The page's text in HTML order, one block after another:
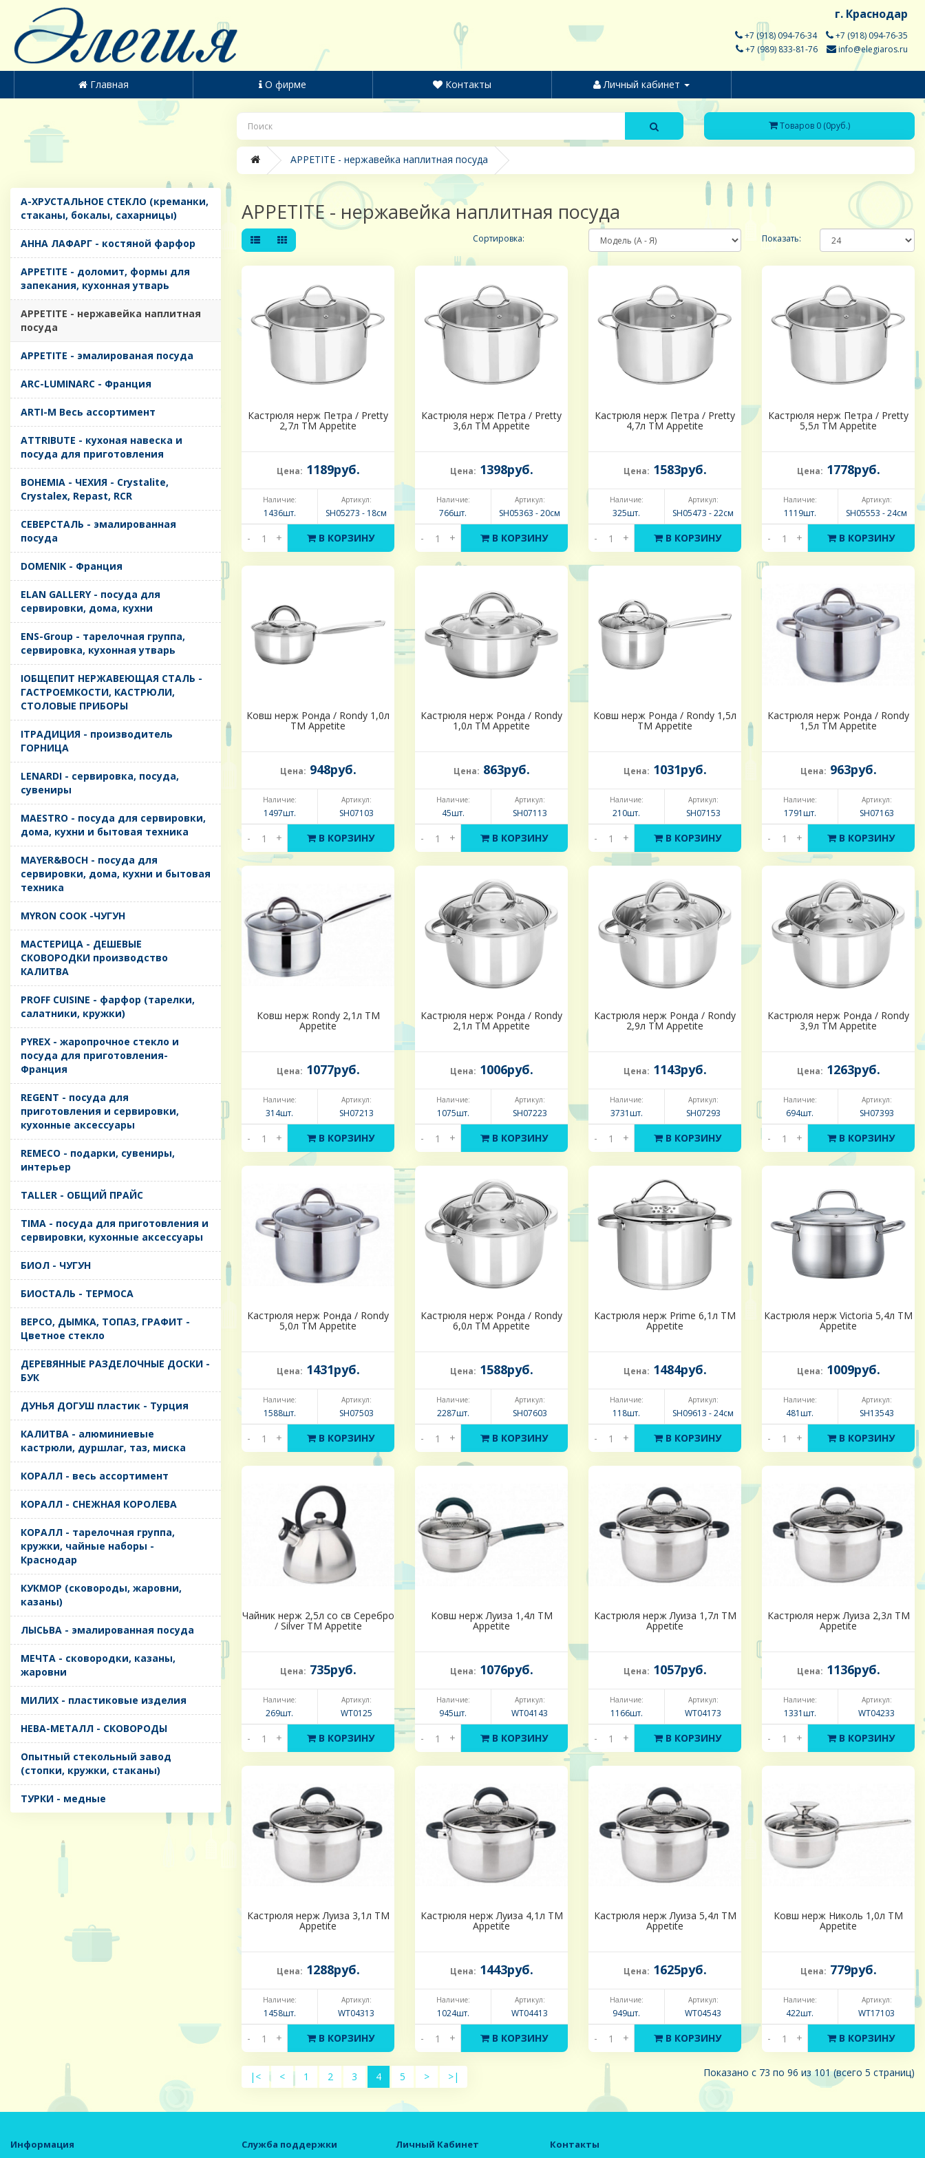
г. Краснодар
+7 (918) 094-76-34
+7 (918) 094-76-35
+7 (989) 833-81-76
info@elegiaros.ru
Главная О фирме Контакты Личный кабинет
Товаров 0 (0руб.)
APPETITE - нержавейка наплитная посуда
A-ХРУСТАЛЬНОЕ СТЕКЛО (креманки,
стаканы, бокалы, сахарницы)
AHHA ЛАФАРГ - костяной фарфор
APPETITE - доломит, формы для
запекания, кухонная утварь
APPETITE - нержавейка наплитная
посуда
APPETITE - эмалированая посуда
ARC-LUMINARC - Франция
ARTI-M Весь ассортимент
ATTRIBUTE - кухоная навеска и
посуда для приготовления
BOHEMIA - ЧЕХИЯ - Crystalite,
Crystalex, Repast, RCR
CЕВЕРСТАЛЬ - эмалированная
посуда
DOMENIK - Франция
ELAN GALLERY - посуда для
сервировки, дома, кухни
ENS-Group - тарелочная группа,
сервировка, кухонная утварь
IОБЩЕПИТ НЕРЖАВЕЮЩАЯ СТАЛЬ -
ГАСТРОЕМКОСТИ, КАСТРЮЛИ,
СТОЛОВЫЕ ПРИБОРЫ
IТРАДИЦИЯ - производитель
ГОРНИЦА
LENARDI - сервировка, посуда,
сувениры
MAESTRO - посуда для сервировки,
дома, кухни и бытовая техника
MAYER&BOCH - посуда для
сервировки, дома, кухни и бытовая
техника
MYRON COOK -ЧУГУН
MАСТЕРИЦА - ДЕШЕВЫЕ
СКОВОРОДКИ производство
КАЛИТВА
PROFF CUISINE - фарфор (тарелки,
салатники, кружки)
PYREX - жаропрочное стекло и
посуда для приготовления-
Франция
REGENT - посуда для
приготовления и сервировки,
кухонные аксессуары
REMECO - подарки, сувениры,
интерьер
TALLER - ОБЩИЙ ПРАЙС
TIMA - посуда для приготовления и
сервировки, кухонные аксессуары
БИОЛ - ЧУГУН
БИОСТАЛЬ - ТЕРМОСА
ВЕРСО, ДЫМКА, ТОПАЗ, ГРАФИТ -
Цветное стекло
ДЕРЕВЯННЫЕ РАЗДЕЛОЧНЫЕ ДОСКИ -
БУК
ДУНЬЯ ДОГУШ пластик - Турция
КАЛИТВА - алюминиевые
кастрюли, дуршлаг, таз, миска
КОРАЛЛ - весь ассортимент
КОРАЛЛ - СНЕЖНАЯ КОРОЛЕВА
КОРАЛЛ - тарелочная группа,
кружки, чайные наборы -
Краснодар
КУКМОР (сковороды, жаровни,
казаны)
ЛЫСЬВА - эмалированная посуда
МЕЧТА - сковородки, казаны,
жаровни
МИЛИХ - пластиковые изделия
НЕВА-МЕТАЛЛ - СКОВОРОДЫ
Опытный стекольный завод
(стопки, кружки, стаканы)
ТУРКИ - медные
APPETITE - нержавейка наплитная посуда
Сортировка: Показать:
Кастрюля нерж Петра / Pretty
2,7л ТМ Appetite
Цена: 1189руб.
Наличие:
1436шт.
Артикул:
SH05273 - 18см
- + В КОРЗИНУ
Кастрюля нерж Петра / Pretty
3,6л ТМ Appetite
Цена: 1398руб.
Наличие:
766шт.
Артикул:
SH05363 - 20см
- + В КОРЗИНУ
Кастрюля нерж Петра / Pretty
4,7л ТМ Appetite
Цена: 1583руб.
Наличие:
325шт.
Артикул:
SH05473 - 22см
- + В КОРЗИНУ
Кастрюля нерж Петра / Pretty
5,5л ТМ Appetite
Цена: 1778руб.
Наличие:
1119шт.
Артикул:
SH05553 - 24см
- + В КОРЗИНУ
Ковш нерж Ронда / Rondy 1,0л
ТМ Appetite
Цена: 948руб.
Наличие:
1497шт.
Артикул:
SH07103
- + В КОРЗИНУ
Кастрюля нерж Ронда / Rondy
1,0л ТМ Appetite
Цена: 863руб.
Наличие:
45шт.
Артикул:
SH07113
- + В КОРЗИНУ
Ковш нерж Ронда / Rondy 1,5л
ТМ Appetite
Цена: 1031руб.
Наличие:
210шт.
Артикул:
SH07153
- + В КОРЗИНУ
Кастрюля нерж Ронда / Rondy
1,5л ТМ Appetite
Цена: 963руб.
Наличие:
1791шт.
Артикул:
SH07163
- + В КОРЗИНУ
Ковш нерж Rondy 2,1л ТМ
Appetite
Цена: 1077руб.
Наличие:
314шт.
Артикул:
SH07213
- + В КОРЗИНУ
Кастрюля нерж Ронда / Rondy
2,1л ТМ Appetite
Цена: 1006руб.
Наличие:
1075шт.
Артикул:
SH07223
- + В КОРЗИНУ
Кастрюля нерж Ронда / Rondy
2,9л ТМ Appetite
Цена: 1143руб.
Наличие:
3731шт.
Артикул:
SH07293
- + В КОРЗИНУ
Кастрюля нерж Ронда / Rondy
3,9л ТМ Appetite
Цена: 1263руб.
Наличие:
694шт.
Артикул:
SH07393
- + В КОРЗИНУ
Кастрюля нерж Ронда / Rondy
5,0л ТМ Appetite
Цена: 1431руб.
Наличие:
1588шт.
Артикул:
SH07503
- + В КОРЗИНУ
Кастрюля нерж Ронда / Rondy
6,0л ТМ Appetite
Цена: 1588руб.
Наличие:
2287шт.
Артикул:
SH07603
- + В КОРЗИНУ
Кастрюля нерж Prime 6,1л ТМ
Appetite
Цена: 1484руб.
Наличие:
118шт.
Артикул:
SH09613 - 24см
- + В КОРЗИНУ
Кастрюля нерж Victoria 5,4л ТМ
Appetite
Цена: 1009руб.
Наличие:
481шт.
Артикул:
SH13543
- + В КОРЗИНУ
Чайник нерж 2,5л со св Серебро
/ Silver ТМ Appetite
Цена: 735руб.
Наличие:
269шт.
Артикул:
WT0125
- + В КОРЗИНУ
Ковш нерж Луиза 1,4л ТМ
Appetite
Цена: 1076руб.
Наличие:
945шт.
Артикул:
WT04143
- + В КОРЗИНУ
Кастрюля нерж Луиза 1,7л ТМ
Appetite
Цена: 1057руб.
Наличие:
1166шт.
Артикул:
WT04173
- + В КОРЗИНУ
Кастрюля нерж Луиза 2,3л ТМ
Appetite
Цена: 1136руб.
Наличие:
1331шт.
Артикул:
WT04233
- + В КОРЗИНУ
Кастрюля нерж Луиза 3,1л ТМ
Appetite
Цена: 1288руб.
Наличие:
1458шт.
Артикул:
WT04313
- + В КОРЗИНУ
Кастрюля нерж Луиза 4,1л ТМ
Appetite
Цена: 1443руб.
Наличие:
1024шт.
Артикул:
WT04413
- + В КОРЗИНУ
Кастрюля нерж Луиза 5,4л ТМ
Appetite
Цена: 1625руб.
Наличие:
949шт.
Артикул:
WT04543
- + В КОРЗИНУ
Ковш нерж Николь 1,0л ТМ
Appetite
Цена: 779руб.
Наличие:
422шт.
Артикул:
WT17103
- + В КОРЗИНУ
|< < 1 2 3 4 5 > >| Показано с 73 по 96 из 101 (всего 5 страниц)
Информация Служба поддержки Личный Кабинет Контакты